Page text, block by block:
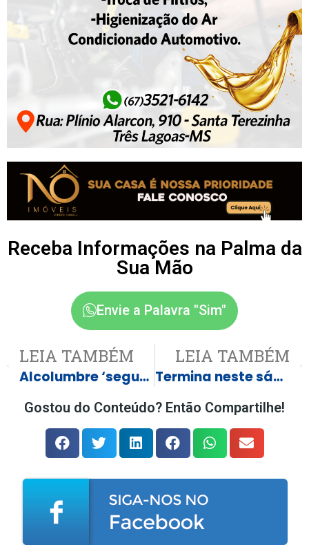
Receba Informações na Palma da
Sua Mão
Envie a Palavra "Sim"
LEIA TAMBÉM
Alcolumbre ‘segura’ 18 indicações de embaixadores
LEIA TAMBÉM
Termina neste sábado prazo para que partidos registrem seus estatutos
Gostou do Conteúdo? Então Compartilhe!